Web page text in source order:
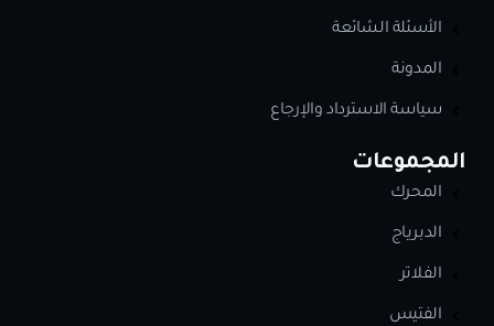
الأسئلة الشائعة
المدونة
سياسة الاسترداد والإرجاع
المجموعات
المحرك
الدبرياج
الفلاتر
الفتيس